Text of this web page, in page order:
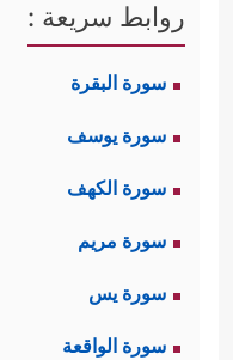
روابط سريعة :
سورة البقرة
سورة يوسف
سورة الكهف
سورة مريم
سورة يس
سورة الواقعة